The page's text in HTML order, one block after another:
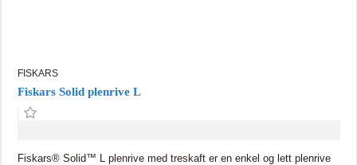
FISKARS
Fiskars Solid plenrive L
Fiskars® Solid™ L plenrive med treskaft er en enkel og lett plenrive